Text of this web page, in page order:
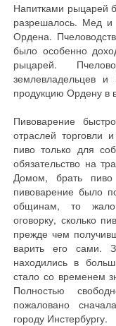
Напитками рыцарей
разрешалось. Мед
Ордена.
было особенно
рыцарей.
землевладельцев
продукцию Ордену в
Пивоварение
отраслей торговли
пиво только для
обязательство на
Домом, брать
пивоварение было
общинам, то
оговорку, сколько
прежде чем
варить его сами.
находились в
стало со временем
Полностью
пожаловано
городу Инстербургу.